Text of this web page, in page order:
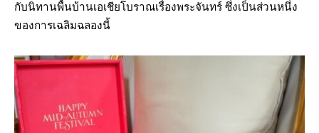
กับนิทานพื้นบ้านเอเชียโบราณเรื่องพระจันทร์ ซึ่งเป็นส่วนหนึ่ง
ของการเฉลิมฉลองนี้